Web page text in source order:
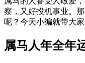
察，又好投机事业。
呢？今天小编就带大
属马人年全年